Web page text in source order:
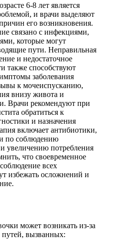
6-8 лет является
и врачи выделяют
его возникновения.
связано с инфекциями,
которые могут
пути. Неправильная
и недостаточное
также способствуют
заболевания
к мочеиспусканию,
внизу живота и
Врачи рекомендуют при
обратиться к
и назначения
включает антибиотики,
по соблюдению
увеличению потребления
что своевременное
всех
избежать осложнений и
может возникать из-за
вызванных: